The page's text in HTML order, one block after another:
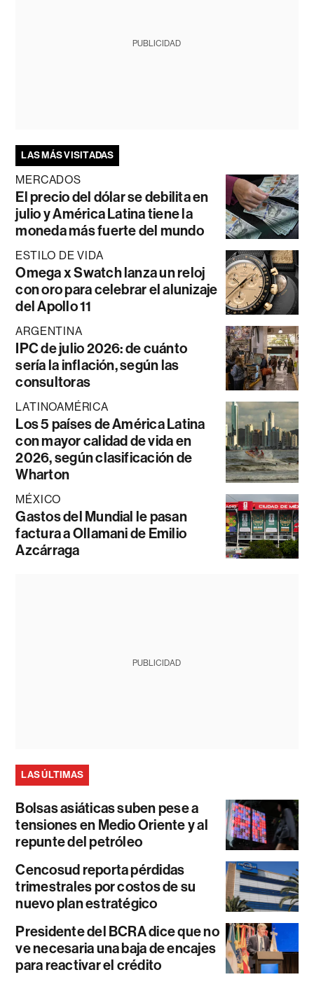
PUBLICIDAD
LAS MÁS VISITADAS
MERCADOS
El precio del dólar se debilita en
julio y América Latina tiene la
moneda más fuerte del mundo
ESTILO DE VIDA
Omega x Swatch lanza un reloj
con oro para celebrar el alunizaje
del Apollo 11
ARGENTINA
IPC de julio 2026: de cuánto
sería la inflación, según las
consultoras
LATINOAMÉRICA
Los 5 países de América Latina
con mayor calidad de vida en
2026, según clasificación de
Wharton
MÉXICO
Gastos del Mundial le pasan
factura a Ollamani de Emilio
Azcárraga
PUBLICIDAD
LAS ÚLTIMAS
Bolsas asiáticas suben pese a
tensiones en Medio Oriente y al
repunte del petróleo
Cencosud reporta pérdidas
trimestrales por costos de su
nuevo plan estratégico
Presidente del BCRA dice que no
ve necesaria una baja de encajes
para reactivar el crédito